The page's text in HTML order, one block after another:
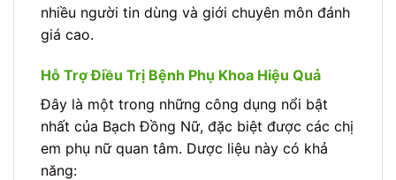
nhiều người tin dùng và giới chuyên môn đánh
giá cao.
Hỗ Trợ Điều Trị Bệnh Phụ Khoa Hiệu Quả
Đây là một trong những công dụng nổi bật
nhất của Bạch Đồng Nữ, đặc biệt được các chị
em phụ nữ quan tâm. Dược liệu này có khả
năng: